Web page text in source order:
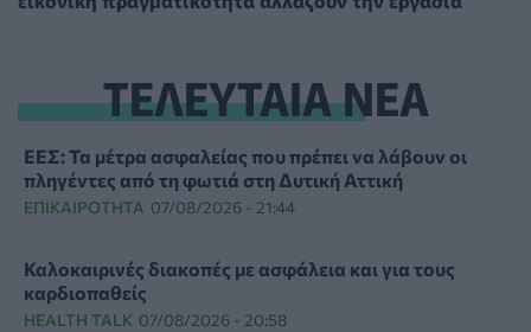
ΤΕΛΕΥΤΑΙΑ ΝΕΑ
ΕΕΣ: Τα μέτρα ασφαλείας που πρέπει να λάβουν οι
πληγέντες από τη φωτιά στη Δυτική Αττική
ΕΠΙΚΑΙΡΌΤΗΤΑ 07/08/2026 - 21:44
Καλοκαιρινές διακοπές με ασφάλεια και για τους
καρδιοπαθείς
HEALTH TALK 07/08/2026 - 20:58